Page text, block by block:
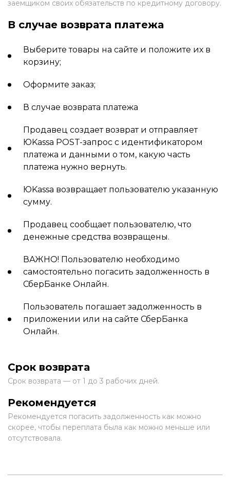
заемщиком своих обязательств по кредитному договору.
В случае возврата платежа
Выберите товары на сайте и положите их в
корзину;
Оформите заказ;
В случае возврата платежа
Продавец создает возврат и отправляет
ЮKassa POST-запрос с идентификатором
платежа и данными о том, какую часть
платежа нужно вернуть.
ЮKassa возвращает пользователю указанную
сумму.
Продавец сообщает пользователю, что
денежные средства возвращены.
ВАЖНО! Пользователю необходимо
самостоятельно погасить задолженность в
СберБанке Онлайн.
Пользователь погашает задолженность в
приложении или на сайте СберБанка
Онлайн.
Срок возврата
Срок возврата — от 1 до 3 рабочих дней.
Рекомендуется
Рекомендуется погасить задолженность как можно
скорее, чтобы переплата была как можно меньше или
отсутствовала.